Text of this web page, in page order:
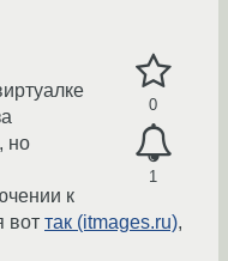
0
1
но
к
вот так (itmages.ru),